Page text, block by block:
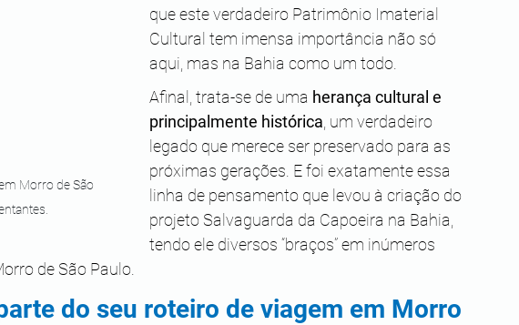
Morro de São
que este verdadeiro Patrimônio Imaterial
Cultural tem imensa importância não só
aqui, mas na Bahia como um todo.
Afinal, trata-se de uma herança cultural e
principalmente histórica , um verdadeiro
legado que merece ser preservado para as
próximas gerações. E foi exatamente essa
linha de pensamento que levou à criação do
projeto Salvaguarda da Capoeira na Bahia,
tendo ele diversos “braços” em inúmeros
de São Paulo.
do seu roteiro de viagem em Morro